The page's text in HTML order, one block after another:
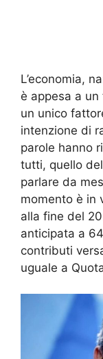
L’economia,
è appesa a
un unico
intenzione di
parole hanno
tutti, quello
parlare da
momento è in
alla fine del
anticipata a
contributi
uguale a